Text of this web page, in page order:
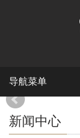
导航菜单
新闻中心